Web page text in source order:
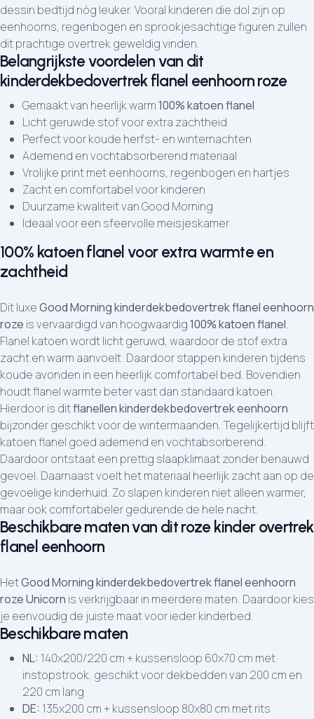
dessin bedtijd nóg leuker. Vooral kinderen die dol zijn op
eenhoorns, regenbogen en sprookjesachtige figuren zullen
dit prachtige overtrek geweldig vinden.
Belangrijkste voordelen van dit
kinderdekbedovertrek flanel eenhoorn roze
Gemaakt van heerlijk warm100% katoen flanel
Licht geruwde stof voor extra zachtheid
Perfect voor koude herfst- en winternachten
Ademend en vochtabsorberend materiaal
Vrolijke print met eenhoorns, regenbogen en hartjes
Zacht en comfortabel voor kinderen
Duurzame kwaliteit van Good Morning
Ideaal voor een sfeervolle meisjeskamer
100% katoen flanel voor extra warmte en
zachtheid
Dit luxeGood Morning kinderdekbedovertrek flanel eenhoorn
roze is vervaardigd van hoogwaardig100% katoen flanel.
Flanel katoen wordt licht geruwd, waardoor de stof extra
zacht en warm aanvoelt. Daardoor stappen kinderen tijdens
koude avonden in een heerlijk comfortabel bed. Bovendien
houdt flanel warmte beter vast dan standaard katoen.
Hierdoor is ditflanellen kinderdekbedovertrek eenhoorn
bijzonder geschikt voor de wintermaanden. Tegelijkertijd blijft
katoen flanel goed ademend en vochtabsorberend.
Daardoor ontstaat een prettig slaapklimaat zonder benauwd
gevoel. Daarnaast voelt het materiaal heerlijk zacht aan op de
gevoelige kinderhuid. Zo slapen kinderen niet alleen warmer,
maar ook comfortabeler gedurende de hele nacht.
Beschikbare maten van dit roze kinder overtrek
flanel eenhoorn
HetGood Morning kinderdekbedovertrek flanel eenhoorn
roze Unicorn is verkrijgbaar in meerdere maten. Daardoor kies
je eenvoudig de juiste maat voor ieder kinderbed.
Beschikbare maten
NL: 140x200/220 cm + kussensloop 60x70 cm met
instopstrook. geschikt voor dekbedden van 200 cm en
220 cm lang
DE: 135x200 cm + kussensloop 80x80 cm met rits